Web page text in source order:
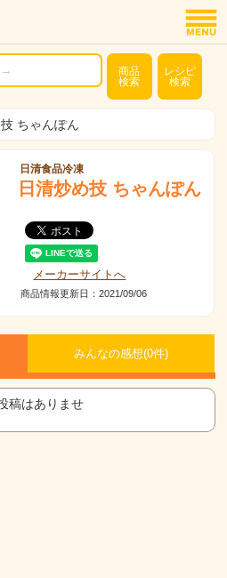
商品
検索
レシピ
検索
ちゃんぽん
日清食品冷凍
日清炒め技 ちゃんぽん
メーカーサイトへ
商品情報更新日：2021/09/06
みんなの感想(0件)
稿はありませ